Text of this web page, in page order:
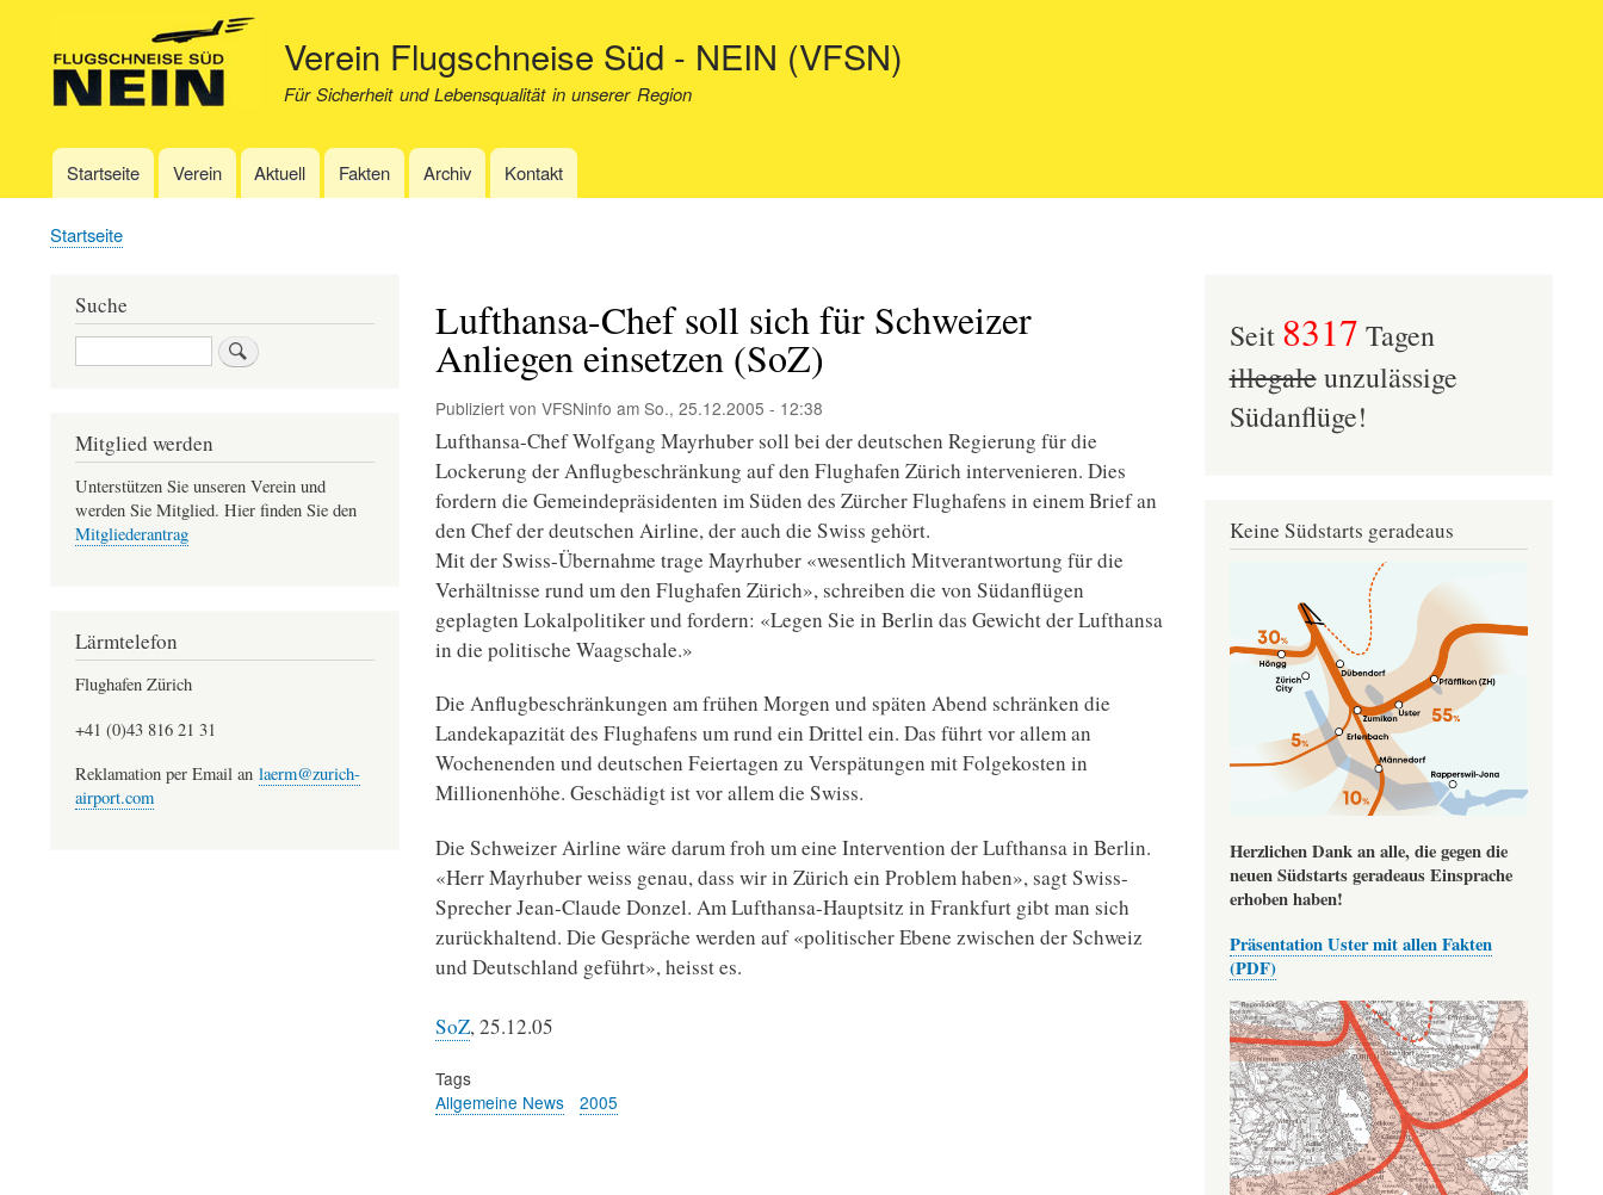
zum
Inhalt
Verein Flugschneise Süd - NEIN (VFSN)
Für Sicherheit und Lebensqualität in unserer Region
Hauptnavigation
Startseite Verein Aktuell Fakten Archiv Kontakt
Pfadnavigation
Startseite
Lufthansa-Chef soll sich für Schweizer
Anliegen einsetzen (SoZ)
Publiziert von VFSNinfo am So., 25.12.2005 - 12:38
Lufthansa-Chef Wolfgang Mayrhuber soll bei der deutschen Regierung für die
Lockerung der Anflugbeschränkung auf den Flughafen Zürich intervenieren. Dies
fordern die Gemeindepräsidenten im Süden des Zürcher Flughafens in einem Brief an
den Chef der deutschen Airline, der auch die Swiss gehört.
Mit der Swiss-Übernahme trage Mayrhuber «wesentlich Mitverantwortung für die
Verhältnisse rund um den Flughafen Zürich», schreiben die von Südanflügen
geplagten Lokalpolitiker und fordern: «Legen Sie in Berlin das Gewicht der Lufthansa
in die politische Waagschale.»
Die Anflugbeschränkungen am frühen Morgen und späten Abend schränken die
Landekapazität des Flughafens um rund ein Drittel ein. Das führt vor allem an
Wochenenden und deutschen Feiertagen zu Verspätungen mit Folgekosten in
Millionenhöhe. Geschädigt ist vor allem die Swiss.
Die Schweizer Airline wäre darum froh um eine Intervention der Lufthansa in Berlin.
«Herr Mayrhuber weiss genau, dass wir in Zürich ein Problem haben», sagt Swiss-
Sprecher Jean-Claude Donzel. Am Lufthansa-Hauptsitz in Frankfurt gibt man sich
zurückhaltend. Die Gespräche werden auf «politischer Ebene zwischen der Schweiz
und Deutschland geführt», heisst es.
SoZ, 25.12.05
Tags
Allgemeine News
2005
Suche
Suche
Mitglied werden
Unterstützen Sie unseren Verein und
werden Sie Mitglied. Hier finden Sie den
Mitgliederantrag
Lärmtelefon
Flughafen Zürich
+41 (0)43 816 21 31
Reklamation per Email an laerm@zurich-
airport.com
Seit 8317 Tagen
illegaleunzulässige
Südanflüge!
Keine Südstarts geradeaus
Herzlichen Dank an alle, die gegen die
neuen Südstarts geradeaus Einsprache
erhoben haben!
Präsentation Uster mit allen Fakten
(PDF)